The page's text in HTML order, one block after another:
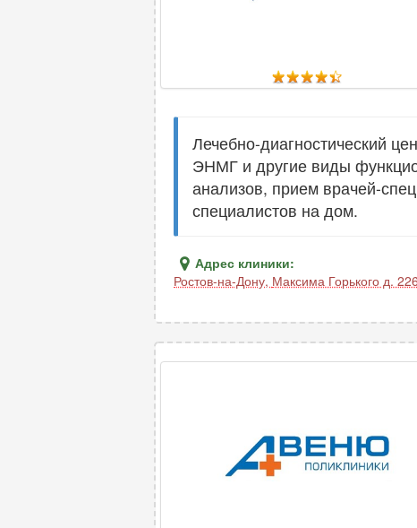
Лечебно-диагностический
ЭНМГ и другие виды
анализов, прием врачей-
специалистов на дом.
Адрес клиники:
Ростов-на-Дону, Максима Горького д.